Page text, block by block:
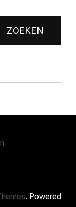
ZOEKEN
. Powered